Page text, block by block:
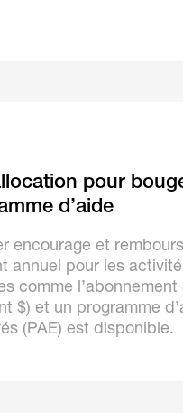
pour
d’aide
encourage et
annuel pour les
comme l’abonnement
$) et un programme
(PAE) est disponible.